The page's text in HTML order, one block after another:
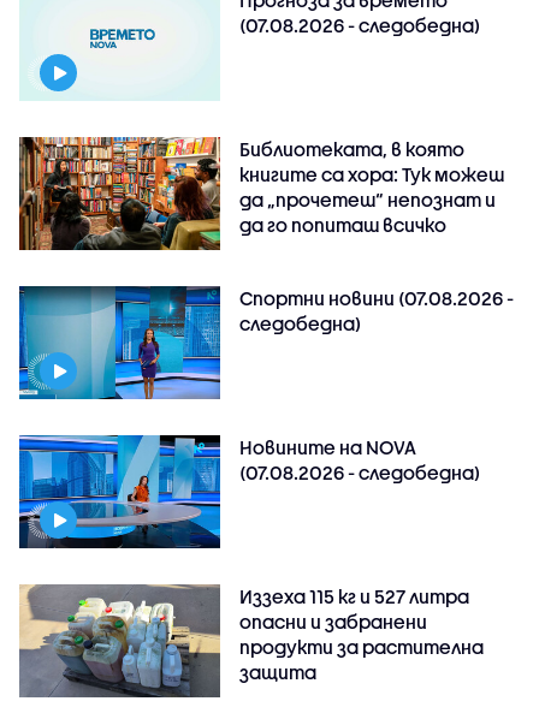
(07.08.2026 - следобедна)
Библиотеката, в която
книгите са хора: Тук можеш
да „прочетеш“ непознат и
да го попиташ всичко
Спортни новини (07.08.2026 -
следобедна)
Новините на NOVA
(07.08.2026 - следобедна)
Иззеха 115 кг и 527 литра
опасни и забранени
продукти за растителна
защита